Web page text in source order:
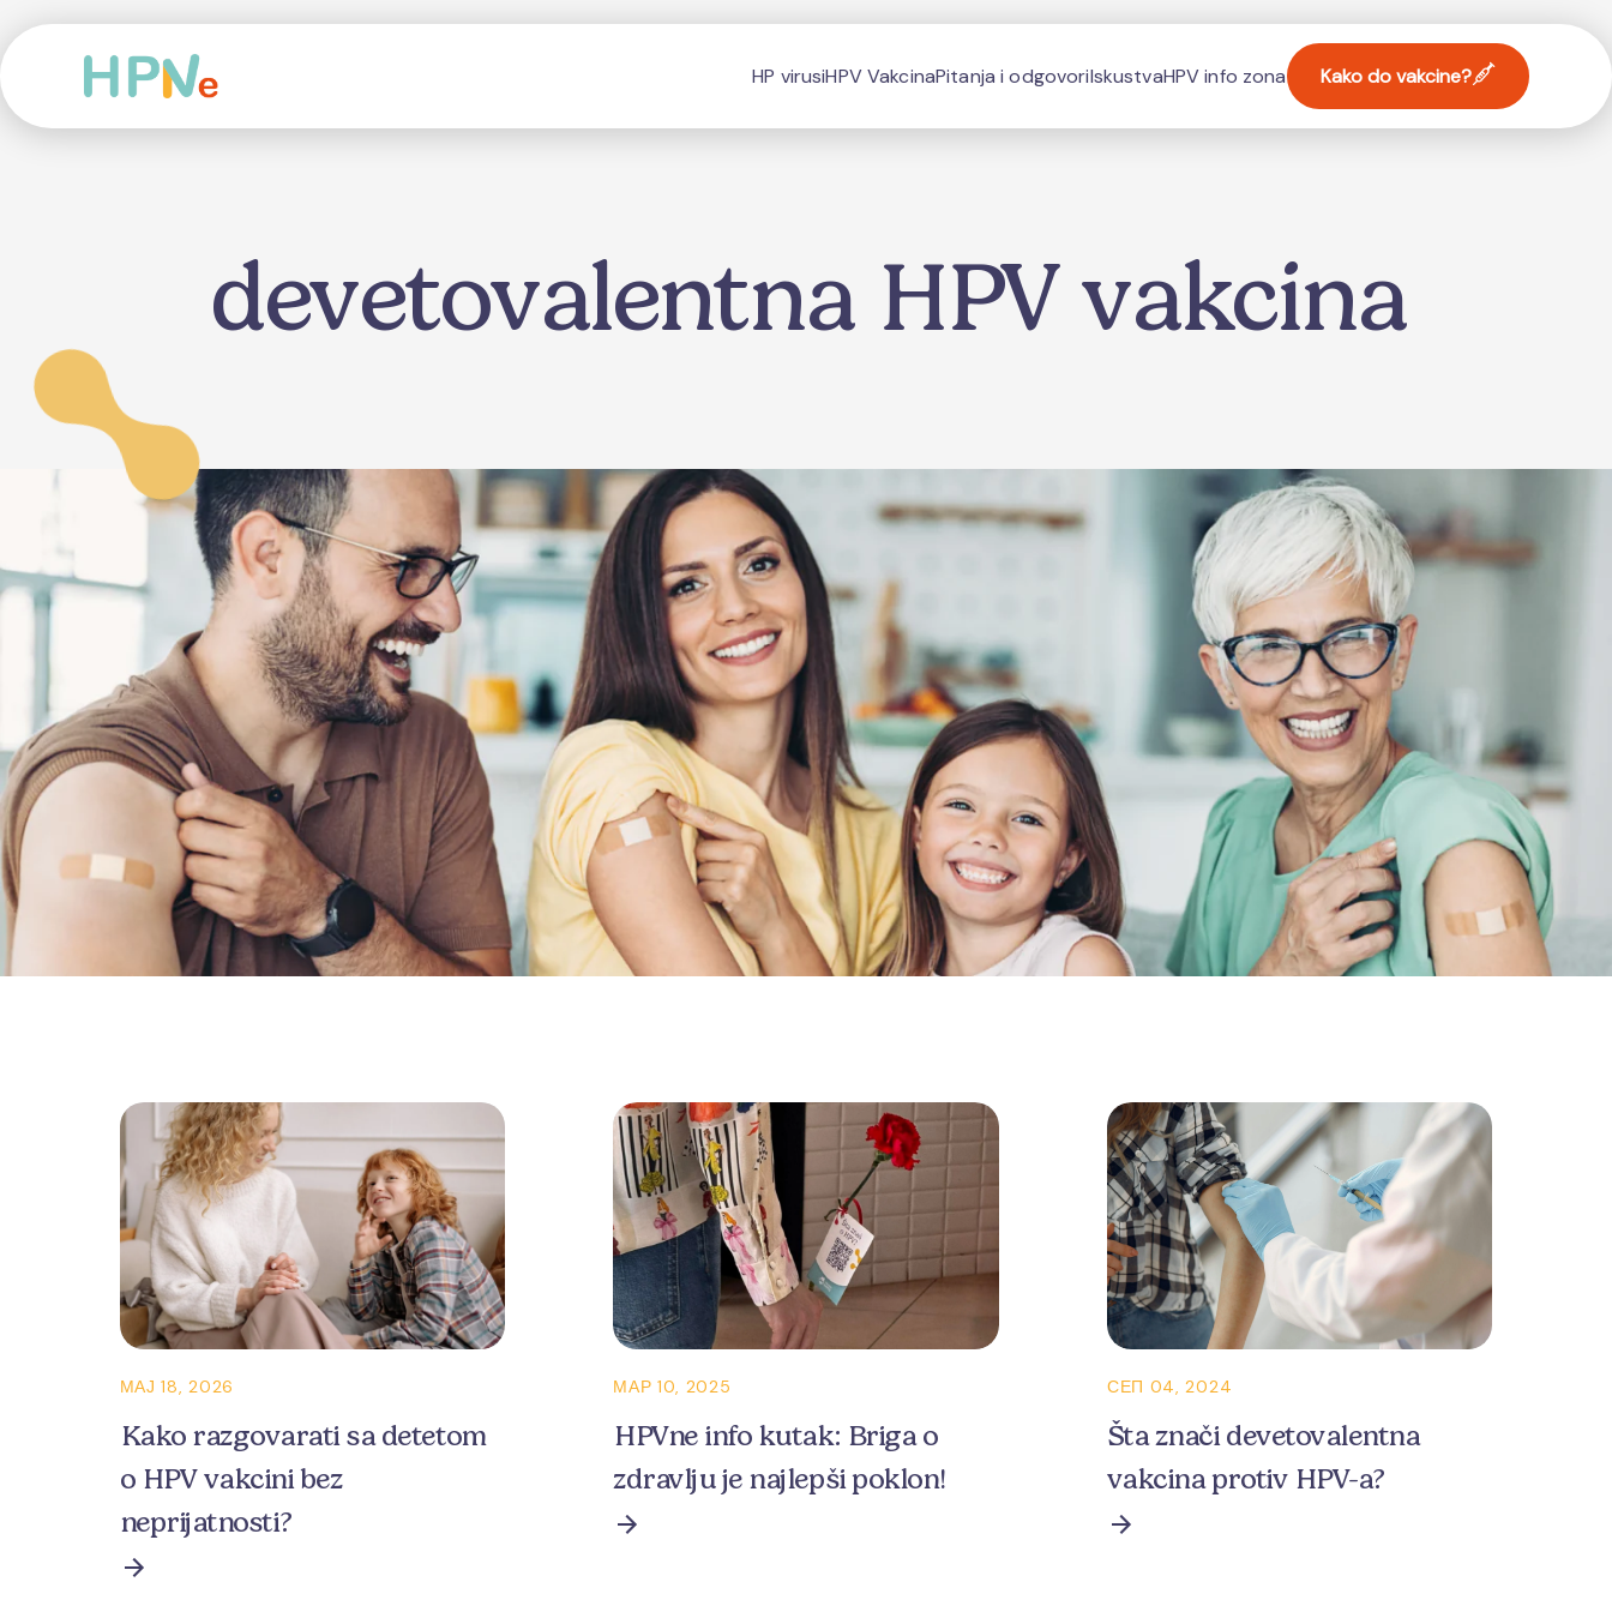
HP virusiHPV VakcinaPitanja i odgovoriIskustvaHPV info zona Kako do vakcine?
devetovalentna HPV vakcina
МАЈ 18, 2026
Kako razgovarati sa detetom
o HPV vakcini bez
neprijatnosti?
МАР 10, 2025
HPVne info kutak: Briga o
zdravlju je najlepši poklon!
СЕП 04, 2024
Šta znači devetovalentna
vakcina protiv HPV-a?